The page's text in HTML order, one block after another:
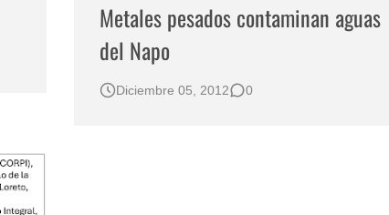
Metales pesados contaminan aguas
del Napo
Diciembre 05, 2012 0